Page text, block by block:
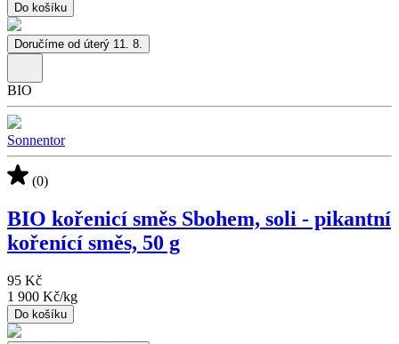
Do košíku
Doručíme od úterý 11. 8.
BIO
Sonnentor
(0)
BIO kořenicí směs Sbohem, soli - pikantní
kořenící směs, 50 g
95 Kč
1 900 Kč/kg
Do košíku